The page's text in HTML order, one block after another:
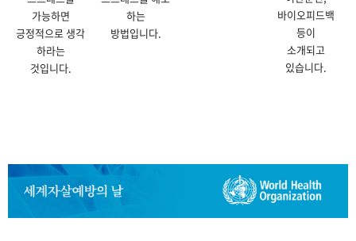
가능하면
긍정적으로 생각
하라는
것입니다.
하는
방법입니다.
바이오피드백
등이
소개되고
있습니다.